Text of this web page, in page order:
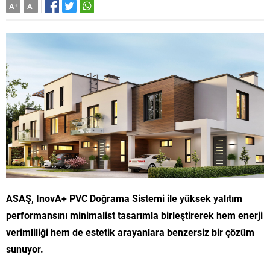
A+ A-
ASAŞ, InovA+ PVC Doğrama Sistemi ile yüksek yalıtım
performansını minimalist tasarımla birleştirerek hem enerji
verimliliği hem de estetik arayanlara benzersiz bir çözüm
sunuyor.